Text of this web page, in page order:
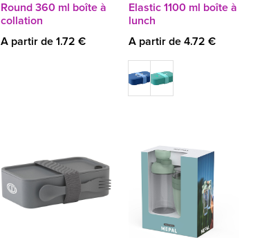
Round 360 ml boîte à
collation
A partir de 1.72 €
Elastic 1100 ml boîte à
lunch
A partir de 4.72 €